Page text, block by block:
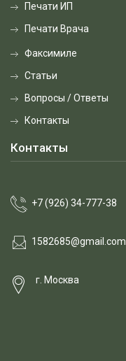
Печати ИП
Печати Врача
Факсимиле
Статьи
Вопросы / Ответы
Контакты
Контакты
+7 (926) 34-777-38
1582685@gmail.com
г. Москва